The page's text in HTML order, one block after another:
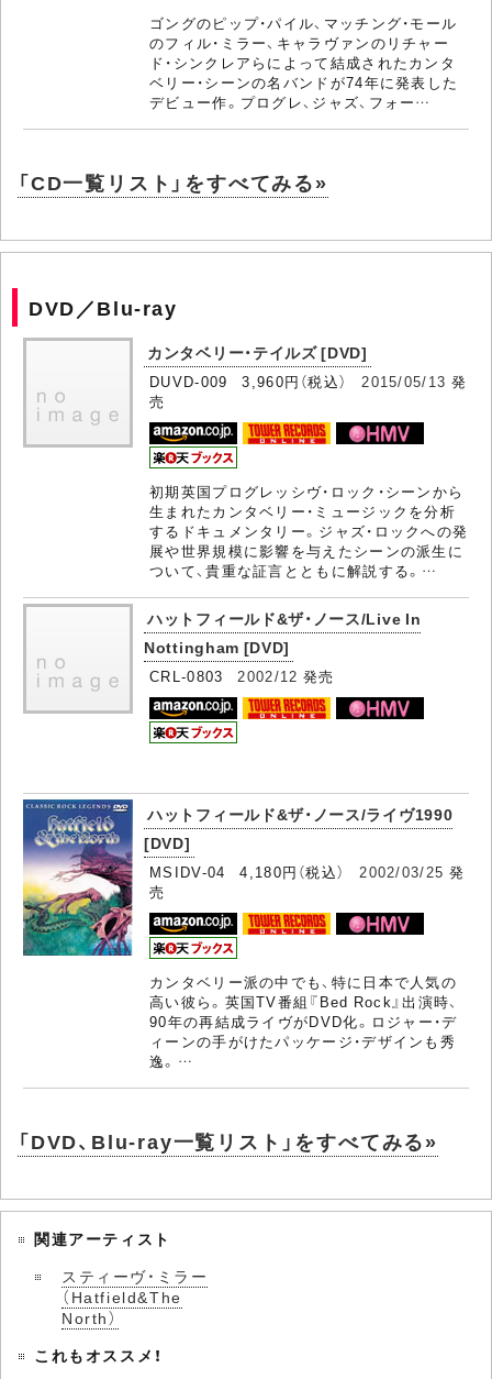
ゴングのピップ・パイル、マッチング・モール
のフィル・ミラー、キャラヴァンのリチャー
ド・シンクレアらによって結成されたカンタ
ベリー・シーンの名バンドが74年に発表した
デビュー作。プログレ、ジャズ、フォー…
「CD一覧リスト」をすべてみる»
DVD／Blu-ray
カンタベリー・テイルズ [DVD]
DUVD-009 3,960円（税込） 2015/05/13 発
売
初期英国プログレッシヴ・ロック・シーンから
生まれたカンタベリー・ミュージックを分析
するドキュメンタリー。ジャズ・ロックへの発
展や世界規模に影響を与えたシーンの派生に
ついて、貴重な証言とともに解説する。…
ハットフィールド&ザ・ノース/Live In
Nottingham [DVD]
CRL-0803 2002/12 発売
ハットフィールド&ザ・ノース/ライヴ1990
[DVD]
MSIDV-04 4,180円（税込） 2002/03/25 発
売
カンタベリー派の中でも、特に日本で人気の
高い彼ら。英国TV番組『Bed Rock』出演時、
90年の再結成ライヴがDVD化。ロジャー・デ
ィーンの手がけたパッケージ・デザインも秀
逸。…
「DVD、Blu-ray一覧リスト」をすべてみる»
関連アーティスト
スティーヴ・ミラー
（Hatfield&The
North）
これもオススメ！